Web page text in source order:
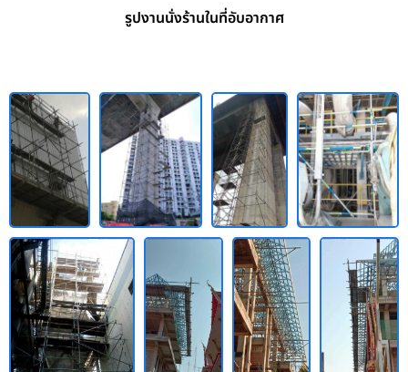
รูปงานนั่งร้านในที่อับอากาศ